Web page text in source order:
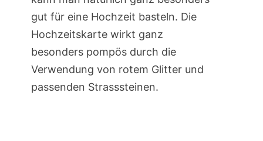
gut für eine Hochzeit basteln. Die
Hochzeitskarte wirkt ganz
besonders pompös durch die
Verwendung von rotem Glitter und
passenden Strasssteinen.